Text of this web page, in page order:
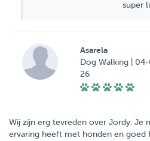
super
Asarela
Dog Walking |
26
Wij zijn erg tevreden over Jordy. Je
ervaring heeft met honden en goed